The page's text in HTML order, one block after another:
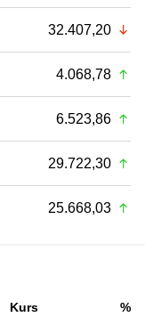
32.407,20
4.068,78
6.523,86
29.722,30
25.668,03
Kurs
%